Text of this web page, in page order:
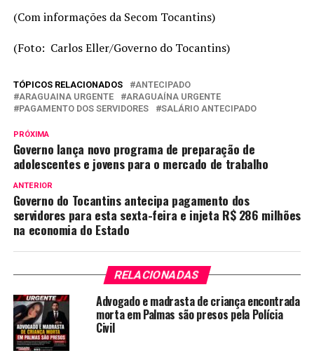
(Com informações da Secom Tocantins)
(Foto: Carlos Eller/Governo do Tocantins)
TÓPICOS RELACIONADOS
ANTECIPADO
ARAGUAINA URGENTE
ARAGUAÍNA URGENTE
PAGAMENTO DOS SERVIDORES
SALÁRIO ANTECIPADO
PRÓXIMA
Governo lança novo programa de preparação de
adolescentes e jovens para o mercado de trabalho
ANTERIOR
Governo do Tocantins antecipa pagamento dos
servidores para esta sexta-feira e injeta R$ 286 milhões
na economia do Estado
RELACIONADAS
Advogado e madrasta de criança encontrada
morta em Palmas são presos pela Polícia
Civil